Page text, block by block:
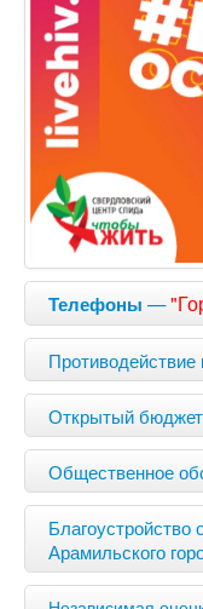
Телефоны —
Противодействие
Открытый бюджет
Общественное
Арамильского